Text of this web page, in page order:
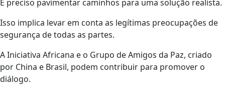
É preciso pavimentar caminhos para uma solução realista.
Isso implica levar em conta as legítimas preocupações de
segurança de todas as partes.
A Iniciativa Africana e o Grupo de Amigos da Paz, criado
por China e Brasil, podem contribuir para promover o
diálogo.